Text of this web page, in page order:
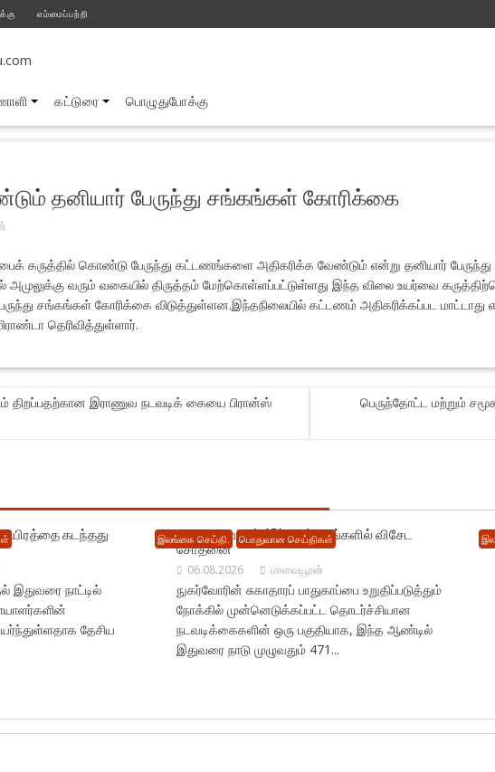
எம்மைப்பற்றி
கட்டுரை பொழுதுபோக்கு
தனியார் பேருந்து சங்கங்கள் கோரிக்கை
கருத்தில் கொண்டு பேருந்து கட்டணங்களை அதிகரிக்க வேண்டும் என்று தனியார்
அமுலுக்கு வரும் வகையில் திருத்தம் மேற்கொள்ளப்பட்டுள்ளது இந்த விலை உயர்வை
சங்கங்கள் கோரிக்கை விடுத்துள்ளன.இந்தநிலையில் கட்டணம் அதிகரிக்கப்பட
தெரிவித்துள்ளார்.
இராணுவ நடவடிக் கையை பிரான்ஸ்
பெருந்தோட்ட மற்றும்
ஆயிரத்தை கடந்தது
இதுவரை நாட்டில்
தேசிய
இலங்கை செய்தி. பொதுவான செய்திகள்
நாடு முழுவதும் 471 மருந்தகங்களில் விசேட
சோதனை
06.08.2026 மாவையூரன்
நுகர்வோரின் சுகாதாரப் பாதுகாப்பை உறுதிப்படுத்தும்
நோக்கில் முன்னெடுக்கப்பட்ட தொடர்ச்சியான
நடவடிக்கைகளின் ஒரு பகுதியாக, இந்த ஆண்டில்
இதுவரை நாடு முழுவதும் 471...